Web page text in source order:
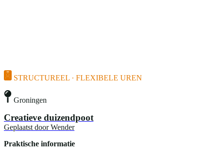
STRUCTUREEL · FLEXIBELE UREN
Groningen
Creatieve duizendpoot
Geplaatst door Wender
Praktische informatie